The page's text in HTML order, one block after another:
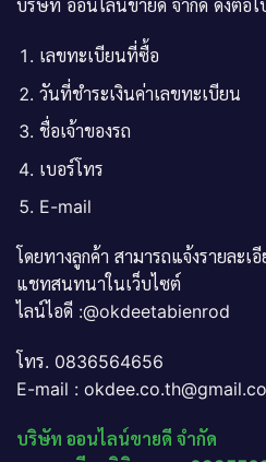
บริษัท ออนไลน์ขายดี จำกัด ดังต่อ
เลขทะเบียนที่ซื้อ
วันที่ชำระเงินค่าเลขทะเบียน
ชื่อเจ้าของรถ
เบอร์โทร
E-mail
โดยทางลูกค้า สามารถแจ้งรายละเ
แชทสนทนาในเว็บไซต์
ไลน์ไอดี :@okdeetabienrod
โทร. 0836564656
E-mail :
บริษัท ออนไลน์ขายดี จำกัด